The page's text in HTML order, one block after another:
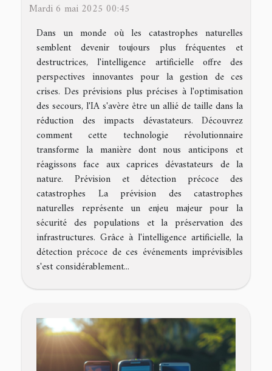
Mardi 6 mai 2025 00:45
Dans un monde où les catastrophes naturelles
semblent devenir toujours plus fréquentes et
destructrices, l'intelligence artificielle offre des
perspectives innovantes pour la gestion de ces
crises. Des prévisions plus précises à l'optimisation
des secours, l'IA s'avère être un allié de taille dans la
réduction des impacts dévastateurs. Découvrez
comment cette technologie révolutionnaire
transforme la manière dont nous anticipons et
réagissons face aux caprices dévastateurs de la
nature. Prévision et détection précoce des
catastrophes La prévision des catastrophes
naturelles représente un enjeu majeur pour la
sécurité des populations et la préservation des
infrastructures. Grâce à l'intelligence artificielle, la
détection précoce de ces événements imprévisibles
s'est considérablement...